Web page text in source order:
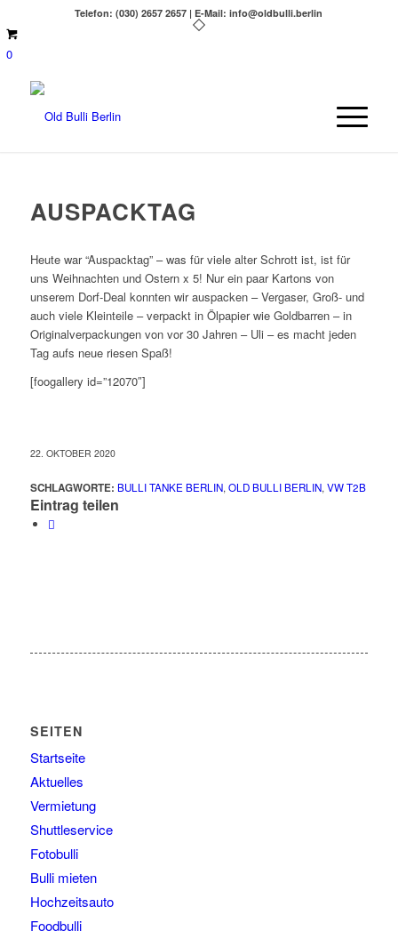
Telefon: (030) 2657 2657 | E-Mail: info@oldbulli.berlin
0
AUSPACKTAG
Heute war “Auspacktag” – was für viele alter Schrott ist, ist für
uns Weihnachten und Ostern x 5! Nur ein paar Kartons von
unserem Dorf-Deal konnten wir auspacken – Vergaser, Groß- und
auch viele Kleinteile – verpackt in Ölpapier wie Goldbarren – in
Originalverpackungen von vor 30 Jahren – Uli – es macht jeden
Tag aufs neue riesen Spaß!
[foogallery id=”12070″]
22. OKTOBER 2020
SCHLAGWORTE: BULLI TANKE BERLIN, OLD BULLI BERLIN, VW T2B
Eintrag teilen
SEITEN
Startseite
Aktuelles
Vermietung
Shuttleservice
Fotobulli
Bulli mieten
Hochzeitsauto
Foodbulli